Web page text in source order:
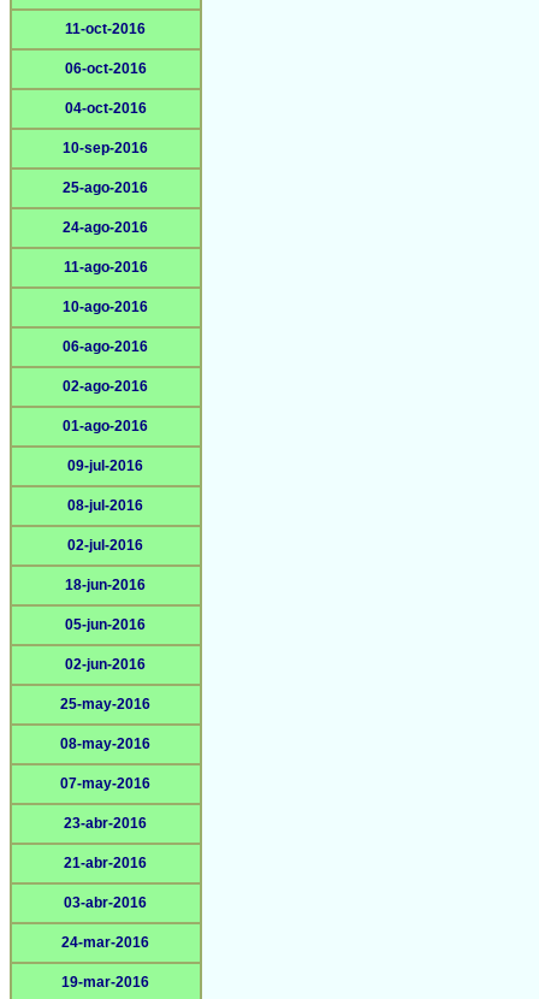
11-oct-2016
06-oct-2016
04-oct-2016
10-sep-2016
25-ago-2016
24-ago-2016
11-ago-2016
10-ago-2016
06-ago-2016
02-ago-2016
01-ago-2016
09-jul-2016
08-jul-2016
02-jul-2016
18-jun-2016
05-jun-2016
02-jun-2016
25-may-2016
08-may-2016
07-may-2016
23-abr-2016
21-abr-2016
03-abr-2016
24-mar-2016
19-mar-2016